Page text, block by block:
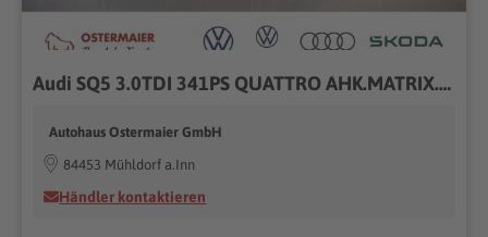
Audi SQ5 3.0TDI 341PS QUATTRO AHK.MATRIX.KAMERA.SHZG
Autohaus Ostermaier GmbH
84453 Mühldorf a.Inn
Händler kontaktieren